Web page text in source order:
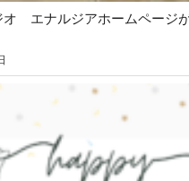
オ エナルジアホームページ